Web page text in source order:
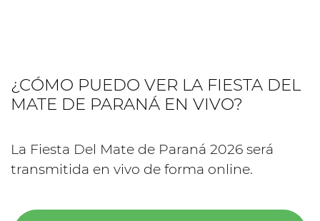
¿CÓMO PUEDO VER LA FIESTA DEL
MATE DE PARANÁ EN VIVO?
La Fiesta Del Mate de Paraná 2026 será
transmitida en vivo de forma online.